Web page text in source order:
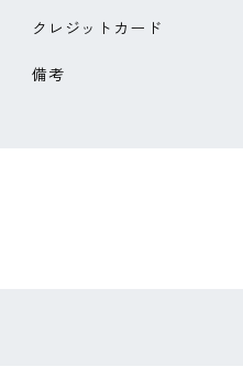
クレジットカード
備考